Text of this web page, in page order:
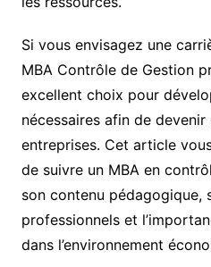
Si vous envisagez une
MBA Contrôle de Gestion
excellent choix pour
nécessaires afin de
entreprises. Cet article
de suivre un MBA en
son contenu pédagogique,
professionnels et
dans l’environnement